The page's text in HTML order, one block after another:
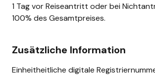
1 Tag vor Reiseantritt oder bei
100% des Gesamtpreises.
Zusätzliche Information
Einheitheitliche digitale